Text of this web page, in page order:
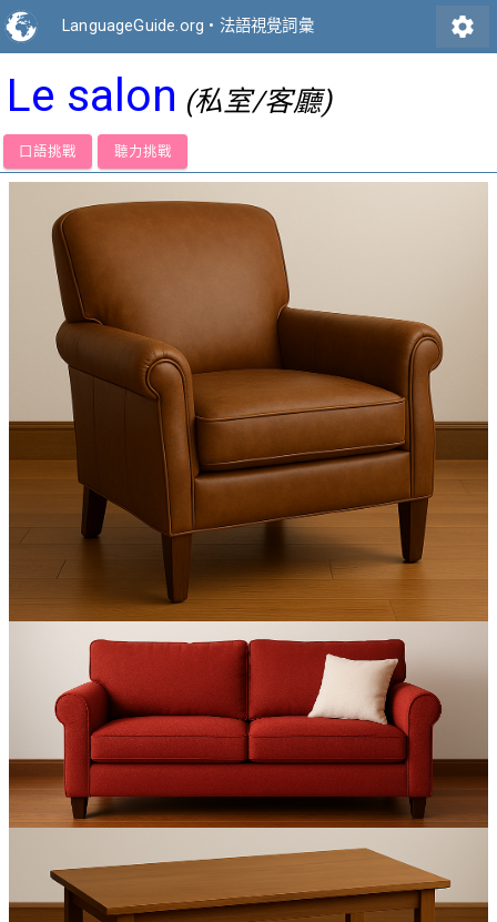
LanguageGuide.org • 法語視覺詞彙 settings
Le salon (私室/客廳)
口語挑戰 聽力挑戰